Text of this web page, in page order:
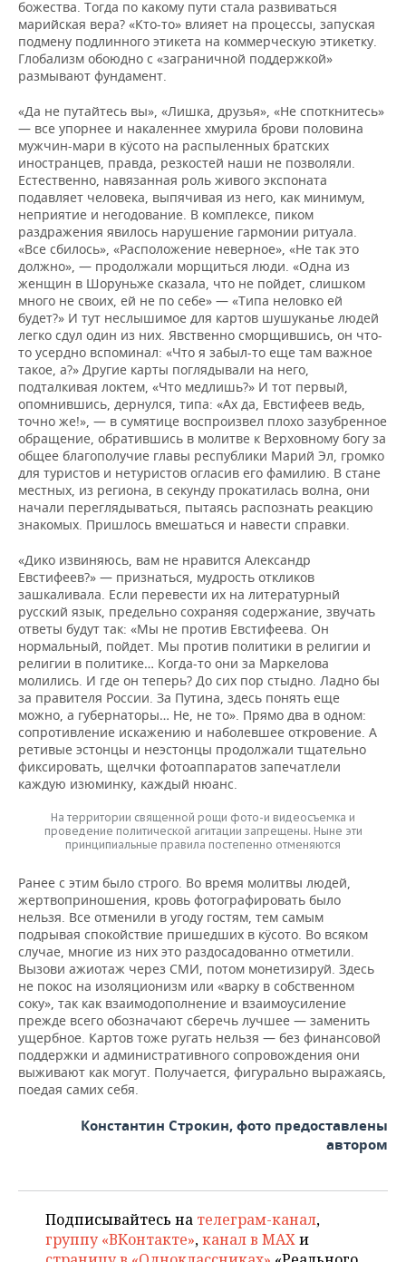
божества. Тогда по какому пути стала развиваться
марийская вера? «Кто-то» влияет на процессы, запуская
подмену подлинного этикета на коммерческую этикетку.
Глобализм обоюдно с «заграничной поддержкой»
размывают фундамент.
«Да не путайтесь вы», «Лишка, друзья», «Не споткнитесь»
— все упорнее и накаленнее хмурила брови половина
мужчин-мари в кӱсото на распыленных братских
иностранцев, правда, резкостей наши не позволяли.
Естественно, навязанная роль живого экспоната
подавляет человека, выпячивая из него, как минимум,
неприятие и негодование. В комплексе, пиком
раздражения явилось нарушение гармонии ритуала.
«Все сбилось», «Расположение неверное», «Не так это
должно», — продолжали морщиться люди. «Одна из
женщин в Шоруньже сказала, что не пойдет, слишком
много не своих, ей не по себе» — «Типа неловко ей
будет?» И тут неслышимое для картов шушуканье людей
легко сдул один из них. Явственно сморщившись, он что-
то усердно вспоминал: «Что я забыл-то еще там важное
такое, а?» Другие карты поглядывали на него,
подталкивая локтем, «Что медлишь?» И тот первый,
опомнившись, дернулся, типа: «Ах да, Евстифеев ведь,
точно же!», — в сумятице воспроизвел плохо зазубренное
обращение, обратившись в молитве к Верховному богу за
общее благополучие главы республики Марий Эл, громко
для туристов и нетуристов огласив его фамилию. В стане
местных, из региона, в секунду прокатилась волна, они
начали переглядываться, пытаясь распознать реакцию
знакомых. Пришлось вмешаться и навести справки.
«Дико извиняюсь, вам не нравится Александр
Евстифеев?» — признаться, мудрость откликов
зашкаливала. Если перевести их на литературный
русский язык, предельно сохраняя содержание, звучать
ответы будут так: «Мы не против Евстифеева. Он
нормальный, пойдет. Мы против политики в религии и
религии в политике… Когда-то они за Маркелова
молились. И где он теперь? До сих пор стыдно. Ладно бы
за правителя России. За Путина, здесь понять еще
можно, а губернаторы… Не, не то». Прямо два в одном:
сопротивление искажению и наболевшее откровение. А
ретивые эстонцы и неэстонцы продолжали тщательно
фиксировать, щелчки фотоаппаратов запечатлели
каждую изюминку, каждый нюанс.
На территории священной рощи фото-и видеосъемка и
проведение политической агитации запрещены. Ныне эти
принципиальные правила постепенно отменяются
Ранее с этим было строго. Во время молитвы людей,
жертвоприношения, кровь фотографировать было
нельзя. Все отменили в угоду гостям, тем самым
подрывая спокойствие пришедших в кӱсото. Во всяком
случае, многие из них это раздосадованно отметили.
Вызови ажиотаж через СМИ, потом монетизируй. Здесь
не покос на изоляционизм или «варку в собственном
соку», так как взаимодополнение и взаимоусиление
прежде всего обозначают сберечь лучшее — заменить
ущербное. Картов тоже ругать нельзя — без финансовой
поддержки и административного сопровождения они
выживают как могут. Получается, фигурально выражаясь,
поедая самих себя.
Константин Строкин, фото предоставлены
автором
Подписывайтесь на телеграм-канал,
группу «ВКонтакте»,канал в MAXи